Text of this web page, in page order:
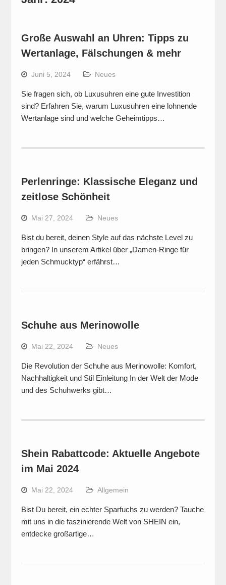
Große Auswahl an Uhren: Tipps zu
Wertanlage, Fälschungen & mehr
Juni 5, 2024 Neues
Sie fragen sich, ob Luxusuhren eine gute Investition
sind? Erfahren Sie, warum Luxusuhren eine lohnende
Wertanlage sind und welche Geheimtipps…
Perlenringe: Klassische Eleganz und
zeitlose Schönheit
Mai 27, 2024 Neues
Bist du bereit, deinen Style auf das nächste Level zu
bringen? In unserem Artikel über „Damen-Ringe für
jeden Schmucktyp“ erfährst…
Schuhe aus Merinowolle
Mai 22, 2024 Neues
Die Revolution der Schuhe aus Merinowolle: Komfort,
Nachhaltigkeit und Stil Einleitung In der Welt der Mode
und des Schuhwerks gibt…
Shein Rabattcode: Aktuelle Angebote
im Mai 2024
Mai 22, 2024 Allgemein
Bist Du bereit, ein echter Sparfuchs zu werden? Tauche
mit uns in die faszinierende Welt von SHEIN ein,
entdecke großartige…